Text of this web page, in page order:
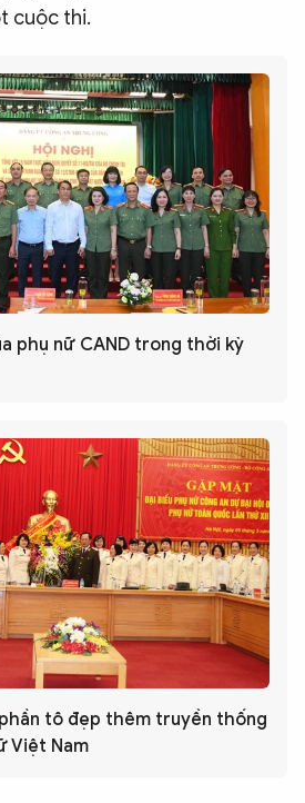
cuộc thi.
phụ nữ CAND trong thời kỳ
tô đẹp thêm truyền thống
Việt Nam